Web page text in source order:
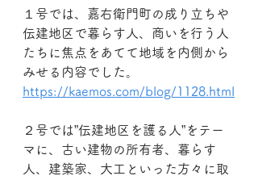
１号では、嘉右衛門町の成り立ちや
伝建地区で暮らす人、商いを行う人
たちに焦点をあてて地域を内側から
みせる内容でした。
https://kaemos.com/blog/1128.html
２号では”伝建地区を護る人”をテー
マに、古い建物の所有者、暮らす
人、建築家、大工といった方々に取